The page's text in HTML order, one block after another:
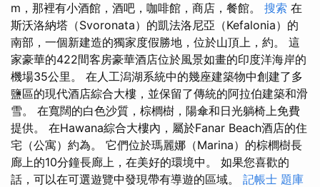
m，那裡有小酒館，酒吧，咖啡館，商店，餐館。 搜索 在
斯沃洛納塔（Svoronata）的凱法洛尼亞（Kefalonia）的
南部，一個新建造的獨家度假勝地，位於山頂上，約。 這
家豪華的422間客房豪華酒店位於風景如畫的印度洋海岸的
機場35公里。 在人工潟湖系統中的幾座建築物中創建了多
鹽區的現代酒店綜合大樓，並保留了傳統的阿拉伯建築和滑
雪。 在寬闊的白色沙質，棕櫚樹，陽傘和日光躺椅上免費
提供。 在Hawana綜合大樓內，屬於Fanar Beach酒店的住
宅（公寓）約為。 它們位於瑪麗娜（Marina）的棕櫚樹長
廊上的10分鐘長廊上，在美好的環境中。 如果您喜歡的
話，可以在可選遊覽中發現帶有導遊的區域。 記帳士 題庫